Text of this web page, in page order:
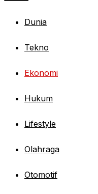
Dunia
Tekno
Ekonomi
Hukum
Lifestyle
Olahraga
Otomotif